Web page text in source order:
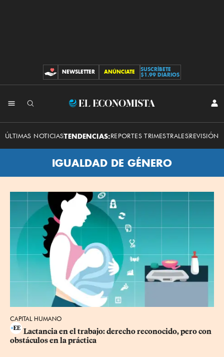
CONTRIBUCIONES
NEWSLETTER ANÚNCIATE
SUSCRÍBETE
$1.99 DIARIOS
El
Economista
ÚLTIMAS NOTICIASTENDENCIAS:REPORTES TRIMESTRALESREVISIÓN
IGUALDAD DE GÉNERO
CAPITAL HUMANO
Lactancia en el trabajo: derecho reconocido, pero con
obstáculos en la práctica